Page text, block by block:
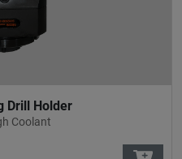
Drill Holder
Coolant